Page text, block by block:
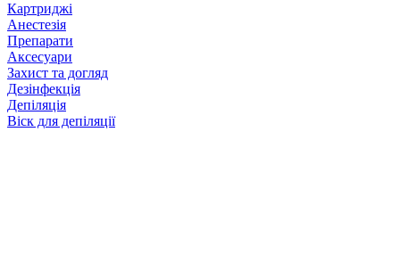
Картриджі
Анестезія
Препарати
Аксесуари
Захист та догляд
Дезінфекція
Депіляція
Віск для депіляції